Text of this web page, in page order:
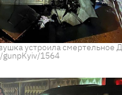
устроила смертельное
1564